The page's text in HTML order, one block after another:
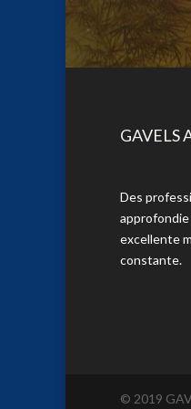
GAVELS
Des
excellente
constante.
© 2019